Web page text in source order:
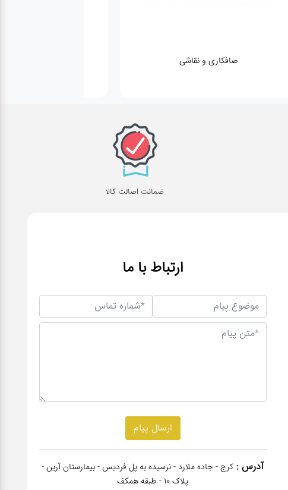
صافکاری و نقاشی
ضمانت اصالت کالا
ارتباط با ما
آدرس : کرج - جاده ملارد - نرسیده به پل فردیس - بیمارستان آرین -
پلاک 10 - طبقه همکف